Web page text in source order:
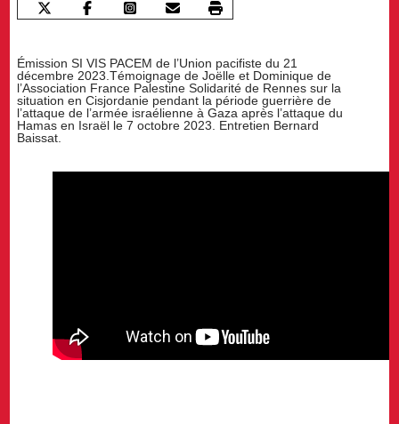
Émission SI VIS PACEM de l’Union pacifiste du 21
décembre 2023.Témoignage de Joëlle et Dominique de
l’Association France Palestine Solidarité de Rennes sur la
situation en Cisjordanie pendant la période guerrière de
l’attaque de l’armée israélienne à Gaza après l’attaque du
Hamas en Israël le 7 octobre 2023. Entretien Bernard
Baissat.